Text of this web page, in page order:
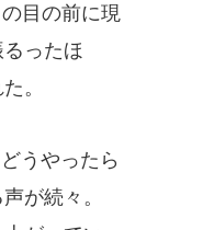
目の前に現
ったほ
。
うやったら
が続々。